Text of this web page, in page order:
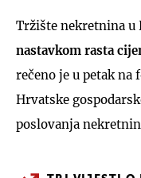
Tržište nekretnina u
nastavkom rasta
rečeno je u petak
Hrvatske
poslovanja